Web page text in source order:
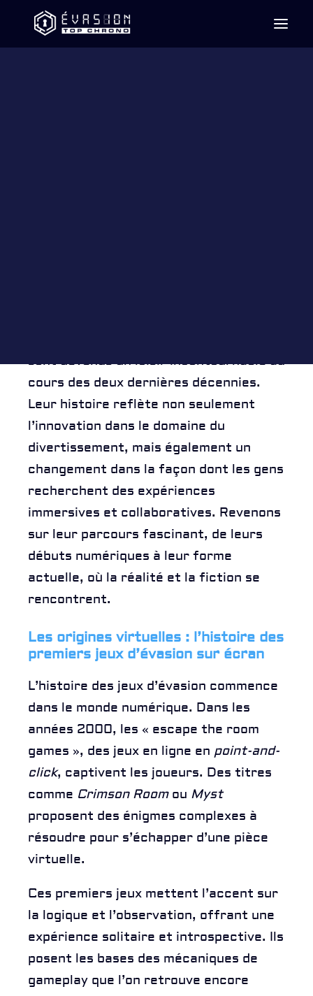
sont devenus un loisir incontournable au
cours des deux dernières décennies.
Leur histoire reflète non seulement
l’innovation dans le domaine du
divertissement, mais également un
changement dans la façon dont les gens
recherchent des expériences
immersives et collaboratives. Revenons
sur leur parcours fascinant, de leurs
débuts numériques à leur forme
actuelle, où la réalité et la fiction se
rencontrent.
Les origines virtuelles : l’histoire des
premiers jeux d’évasion sur écran
L’histoire des jeux d’évasion commence
dans le monde numérique. Dans les
années 2000, les « escape the room
games », des jeux en ligne en point-and-
click, captivent les joueurs. Des titres
comme Crimson Roomou Myst
proposent des énigmes complexes à
résoudre pour s’échapper d’une pièce
virtuelle.
Ces premiers jeux mettent l’accent sur
la logique et l’observation, offrant une
expérience solitaire et introspective. Ils
posent les bases des mécaniques de
gameplay que l’on retrouve encore